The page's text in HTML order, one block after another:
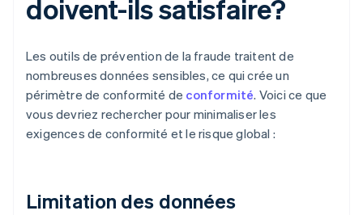
doivent-ils satisfaire?
Les outils de prévention de la fraude traitent de
nombreuses données sensibles, ce qui crée un
périmètre de conformité de conformité. Voici ce que
vous devriez rechercher pour minimaliser les
exigences de conformité et le risque global :
Limitation des données